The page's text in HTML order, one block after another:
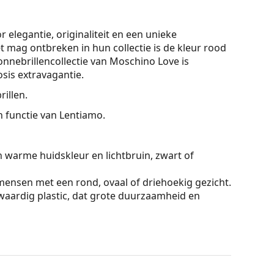
elegantie, originaliteit en een unieke
mag ontbreken in hun collectie is de kleur rood
van Moschino Love is
extravagantie.
functie van Lentiamo.
huidskleur en lichtbruin, zwart of
met een rond, ovaal of driehoekig gezicht.
plastic, dat grote duurzaamheid en